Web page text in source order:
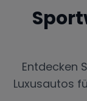
Entdecken
Luxusautos